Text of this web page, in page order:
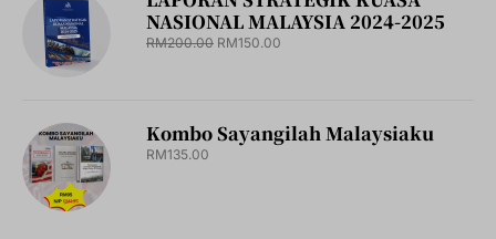
NASIONAL MALAYSIA 2024-2025
RM200.00 RM150.00
Kombo Sayangilah Malaysiaku
RM135.00